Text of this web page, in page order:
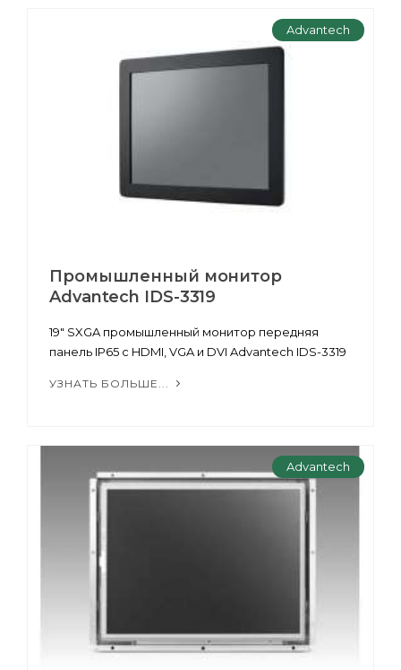
Advantech
Промышленный монитор
Advantech IDS-3319
19" SXGA промышленный монитор передняя
панель IP65 с HDMI, VGA и DVI Advantech IDS-3319
УЗНАТЬ БОЛЬШЕ...
Advantech